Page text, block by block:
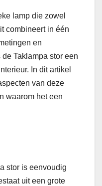
lamp die zowel
combineert in één
en
Taklampa stor een
In dit artikel
van deze
waarom het een
stor is eenvoudig
uit een grote